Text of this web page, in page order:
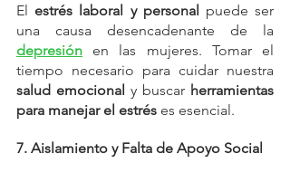
El estrés laboral y personal puede ser
depresión
en las mujeres. Tomar el
salud emocional y buscar herramientas
para manejar el estrés es esencial.
7. Aislamiento y Falta de Apoyo Social